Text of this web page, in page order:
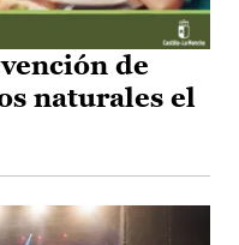
de
naturales el